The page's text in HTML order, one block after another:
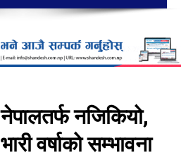
नजिकियो,
वर्षाको सम्भावना